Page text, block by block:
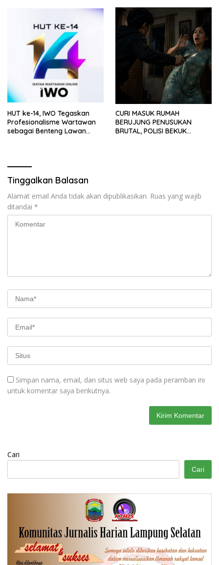
HUT ke-14, IWO Tegaskan
Profesionalisme Wartawan
sebagai Benteng Lawan
CURI MASUK RUMAH
BERUJUNG PENUSUKAN
BRUTAL, POLISI BEKUK
Tinggalkan Balasan
Alamat email Anda tidak akan dipublikasikan. Ruas yang wajib
ditandai *
Simpan nama, email, dan situs web saya pada peramban ini
untuk komentar saya berikutnya.
Cari
Cari